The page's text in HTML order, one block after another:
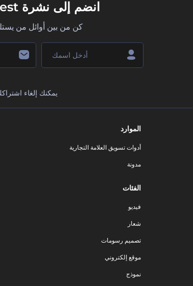
انضم إلى نشرة Renderforest الإخبارية
كن من بين أوائل من
يمكنك إلغاء
الموارد
أدوات تسويق العلامة التجارية
مدونة
الفئات
فيديو
شعار
تصميم رسومات
موقع إلكتروني
نموذج